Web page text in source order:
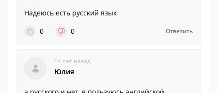
Надеюсь есть русский язык
0
0 Ответить
14 лет назад
Юлия